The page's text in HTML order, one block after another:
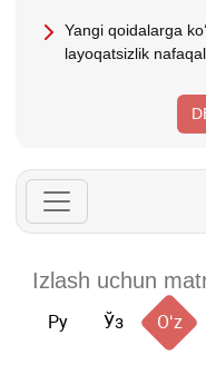
Yangi qoidalarga
layoqatsizlik
Ру Ўз Oʻz